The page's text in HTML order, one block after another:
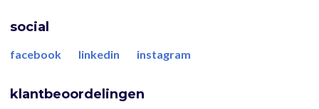
social
facebook linkedin instagram
klantbeoordelingen